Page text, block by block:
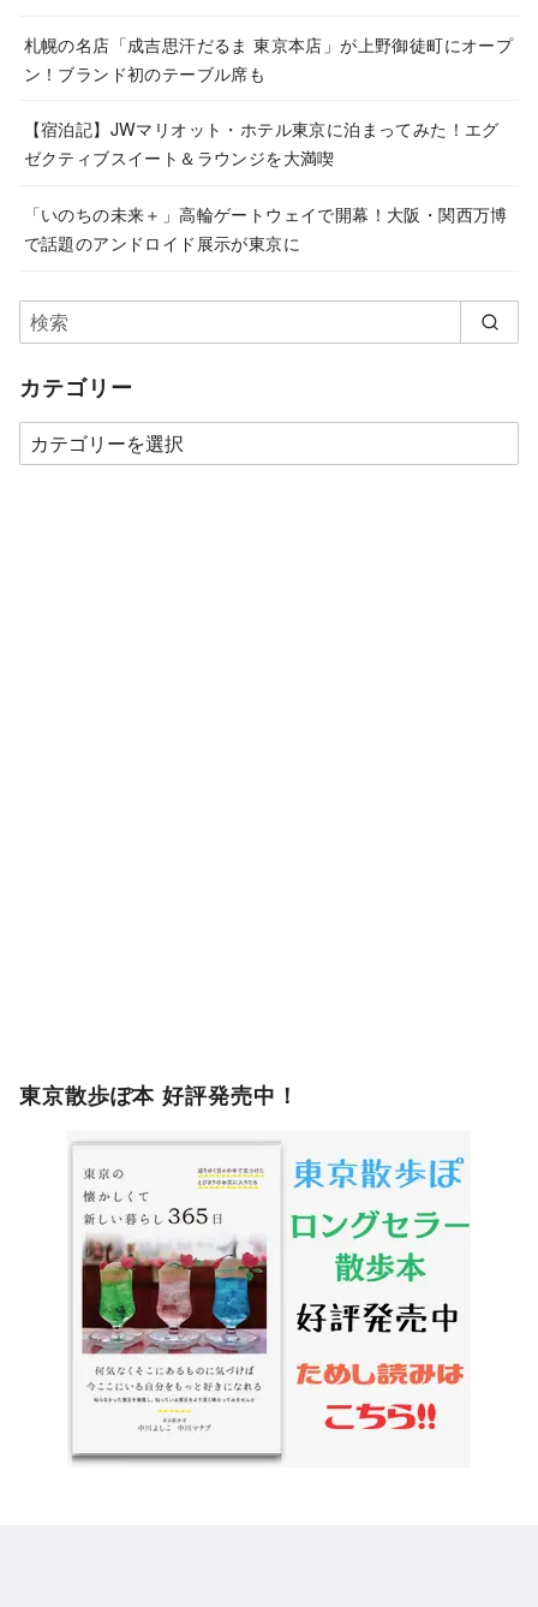
札幌の名店「成吉思汗だるま 東京本店」が上野御徒町にオープ
ン！ブランド初のテーブル席も
【宿泊記】JWマリオット・ホテル東京に泊まってみた！エグ
ゼクティブスイート＆ラウンジを大満喫
「いのちの未来＋」高輪ゲートウェイで開幕！大阪・関西万博
で話題のアンドロイド展示が東京に
カテゴリー
カ
テ
東京散歩ぽ本 好評発売中！